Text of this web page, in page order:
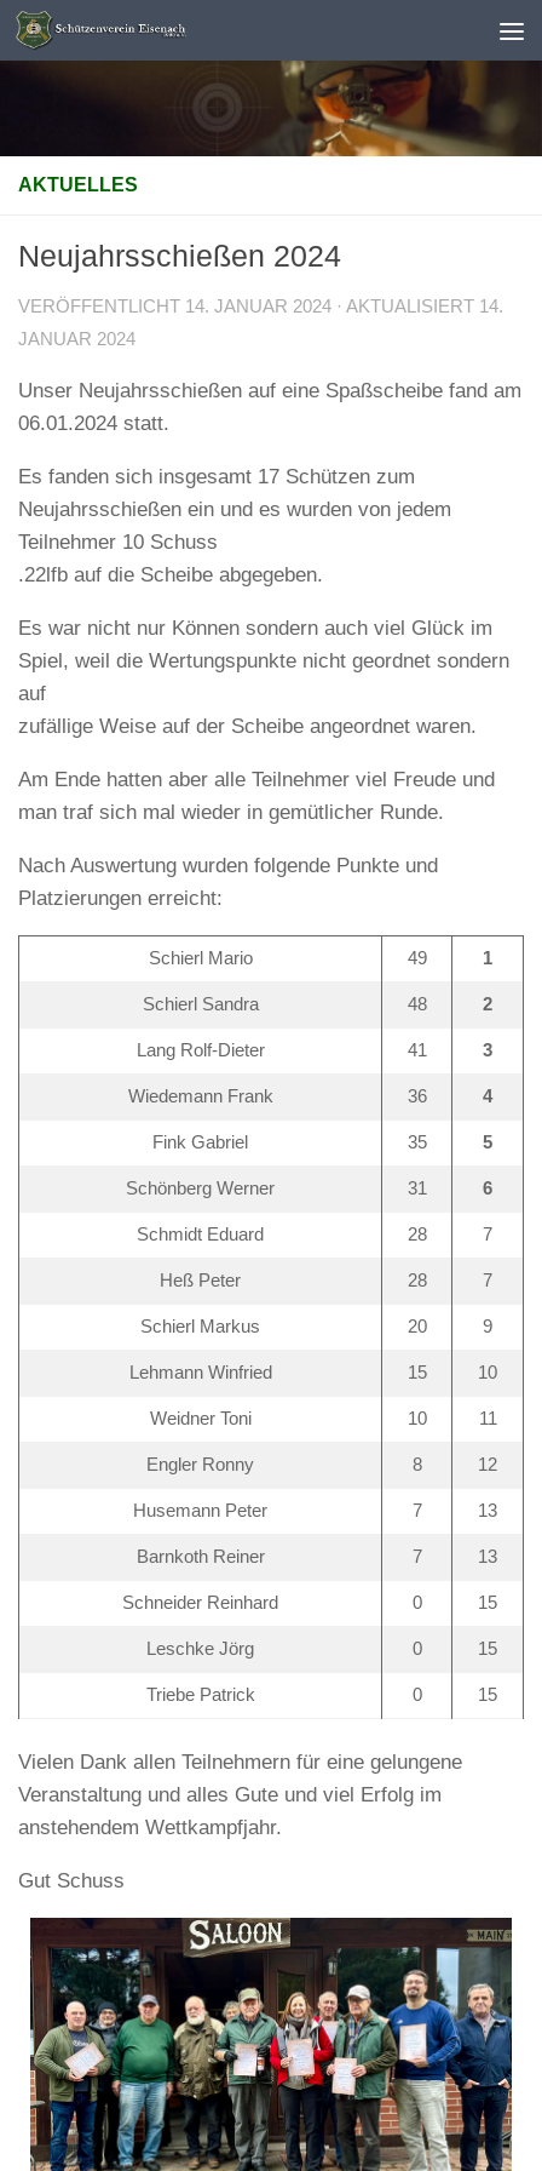
Unter dem Inhalt
AKTUELLES
Neujahrsschießen 2024
VERÖFFENTLICHT 14. JANUAR 2024 · AKTUALISIERT 14.
JANUAR 2024
Unser Neujahrsschießen auf eine Spaßscheibe fand am
06.01.2024 statt.
Es fanden sich insgesamt 17 Schützen zum
Neujahrsschießen ein und es wurden von jedem
Teilnehmer 10 Schuss
.22lfb auf die Scheibe abgegeben.
Es war nicht nur Können sondern auch viel Glück im
Spiel, weil die Wertungspunkte nicht geordnet sondern
auf
zufällige Weise auf der Scheibe angeordnet waren.
Am Ende hatten aber alle Teilnehmer viel Freude und
man traf sich mal wieder in gemütlicher Runde.
Nach Auswertung wurden folgende Punkte und
Platzierungen erreicht:
Schierl Mario 49 1
Schierl Sandra 48 2
Lang Rolf-Dieter 41 3
Wiedemann Frank 36 4
Fink Gabriel 35 5
Schönberg Werner 31 6
Schmidt Eduard 28 7
Heß Peter 28 7
Schierl Markus 20 9
Lehmann Winfried 15 10
Weidner Toni 10 11
Engler Ronny 8 12
Husemann Peter 7 13
Barnkoth Reiner 7 13
Schneider Reinhard 0 15
Leschke Jörg 0 15
Triebe Patrick 0 15
Vielen Dank allen Teilnehmern für eine gelungene
Veranstaltung und alles Gute und viel Erfolg im
anstehendem Wettkampfjahr.
Gut Schuss